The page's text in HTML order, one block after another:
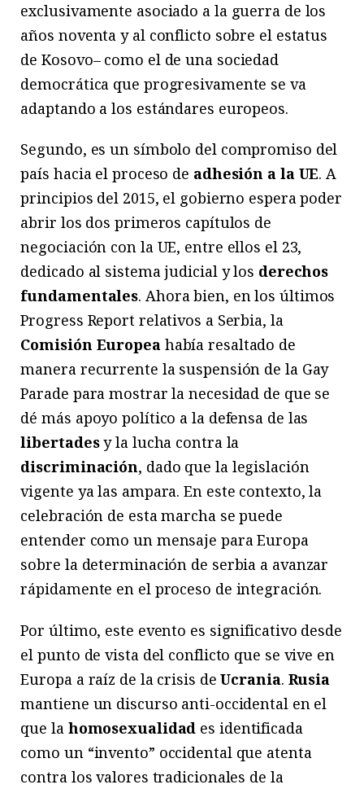
exclusivamente asociado a la guerra de los
años noventa y al conflicto sobre el estatus
de Kosovo– como el de una sociedad
democrática que progresivamente se va
adaptando a los estándares europeos.
Segundo, es un símbolo del compromiso del
país hacia el proceso de adhesión a la UE. A
principios del 2015, el gobierno espera poder
abrir los dos primeros capítulos de
negociación con la UE, entre ellos el 23,
dedicado al sistema judicial y los derechos
fundamentales. Ahora bien, en los últimos
Progress Report relativos a Serbia, la
Comisión Europeahabía resaltado de
manera recurrente la suspensión de la Gay
Parade para mostrar la necesidad de que se
dé más apoyo político a la defensa de las
libertadesy la lucha contra la
discriminación, dado que la legislación
vigente ya las ampara. En este contexto, la
celebración de esta marcha se puede
entender como un mensaje para Europa
sobre la determinación de serbia a avanzar
rápidamente en el proceso de integración.
Por último, este evento es significativo desde
el punto de vista del conflicto que se vive en
Europa a raíz de la crisis deUcrania. Rusia
mantiene un discurso anti-occidental en el
que la homosexualidad es identificada
como un “invento” occidental que atenta
contra los valores tradicionales de la